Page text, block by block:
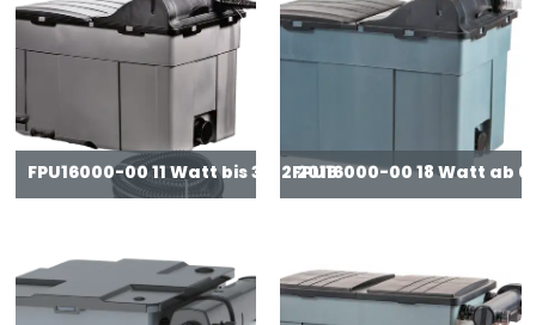
FPU16000-00 11 Watt bis 31.12.2016FPU16000-00 18 Watt ab